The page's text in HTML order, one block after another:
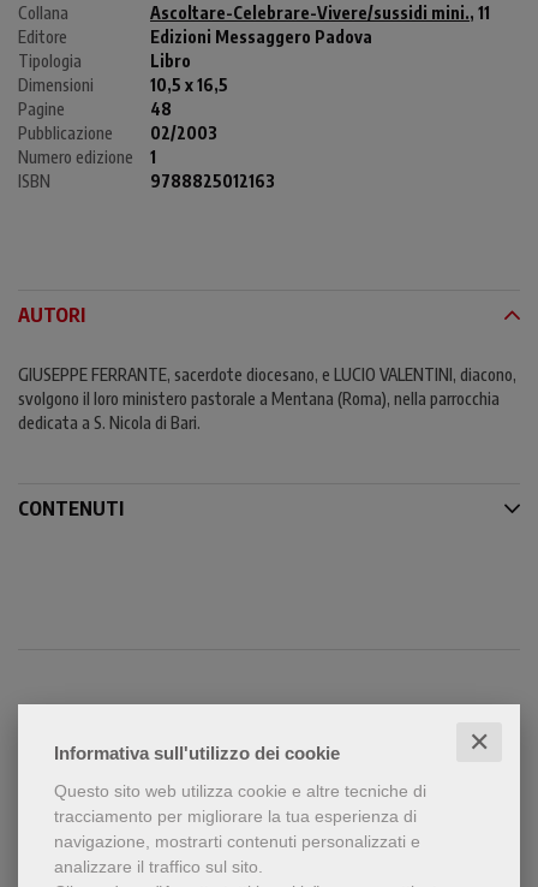
Informativa sull'utilizzo dei cookie ✕
Questo sito web utilizza cookie e altre tecniche di
tracciamento per migliorare la tua esperienza di
navigazione, mostrarti contenuti personalizzati e
analizzare il traffico sul sito.
Collana
Ascoltare-Celebrare-Vivere/sussidi mini., 11
Editore
Edizioni Messaggero Padova
Tipologia
Libro
Dimensioni
10,5 x 16,5
Pagine
48
Pubblicazione
02/2003
Numero edizione
1
ISBN
9788825012163
AUTORI
GIUSEPPE FERRANTE, sacerdote diocesano, e LUCIO VALENTINI, diacono,
svolgono il loro ministero pastorale a Mentana (Roma), nella parrocchia
dedicata a S. Nicola di Bari.
CONTENUTI